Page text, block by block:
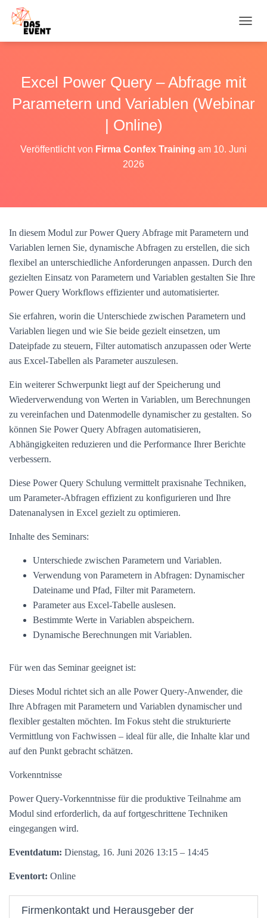
A
A
I
M
E
N
Excel Power Query – Abfrage mit
Parametern und Variablen (Webinar
| Online)
Veröffentlicht von Firma Confex Training am 10. Juni
2026
In diesem Modul zur Power Query Abfrage mit Parametern und
Variablen lernen Sie, dynamische Abfragen zu erstellen, die sich
flexibel an unterschiedliche Anforderungen anpassen. Durch den
gezielten Einsatz von Parametern und Variablen gestalten Sie Ihre
Power Query Workflows effizienter und automatisierter.
Sie erfahren, worin die Unterschiede zwischen Parametern und
Variablen liegen und wie Sie beide gezielt einsetzen, um
Dateipfade zu steuern, Filter automatisch anzupassen oder Werte
aus Excel-Tabellen als Parameter auszulesen.
Ein weiterer Schwerpunkt liegt auf der Speicherung und
Wiederverwendung von Werten in Variablen, um Berechnungen
zu vereinfachen und Datenmodelle dynamischer zu gestalten. So
können Sie Power Query Abfragen automatisieren,
Abhängigkeiten reduzieren und die Performance Ihrer Berichte
verbessern.
Diese Power Query Schulung vermittelt praxisnahe Techniken,
um Parameter-Abfragen effizient zu konfigurieren und Ihre
Datenanalysen in Excel gezielt zu optimieren.
Inhalte des Seminars:
Unterschiede zwischen Parametern und Variablen.
Verwendung von Parametern in Abfragen: Dynamischer
Dateiname und Pfad, Filter mit Parametern.
Parameter aus Excel-Tabelle auslesen.
Bestimmte Werte in Variablen abspeichern.
Dynamische Berechnungen mit Variablen.
Für wen das Seminar geeignet ist:
Dieses Modul richtet sich an alle Power Query-Anwender, die
Ihre Abfragen mit Parametern und Variablen dynamischer und
flexibler gestalten möchten. Im Fokus steht die strukturierte
Vermittlung von Fachwissen – ideal für alle, die Inhalte klar und
auf den Punkt gebracht schätzen.
Vorkenntnisse
Power Query-Vorkenntnisse für die produktive Teilnahme am
Modul sind erforderlich, da auf fortgeschrittene Techniken
eingegangen wird.
Eventdatum: Dienstag, 16. Juni 2026 13:15 – 14:45
Eventort: Online
Firmenkontakt und Herausgeber der